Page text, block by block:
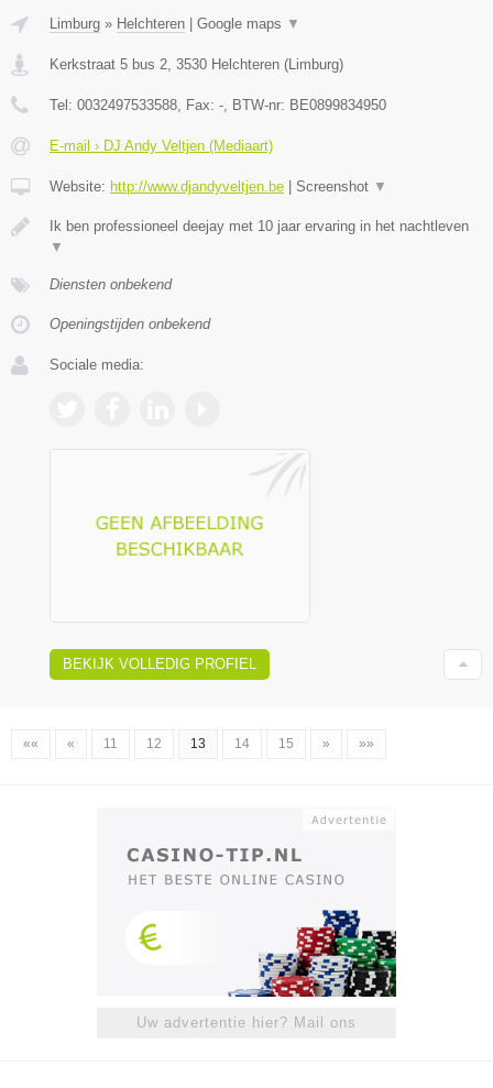
Limburg » Helchteren Google maps ▼
Kerkstraat 5 bus 2 3530 Helchteren ( Limburg)
Tel: 0032497533588 , Fax: - , BTW-nr: BE0899834950
E-mail › DJ Andy Veltjen (Mediaart)
Website: http://www.djandyveltjen.be Screenshot ▼
Ik ben professioneel deejay met 10 jaar ervaring in het nachtleven
▼
Diensten onbekend
Openingstijden onbekend
Sociale media:
BEKIJK VOLLEDIG PROFIEL
«« « 11 12 13 14 15 » »»
Uw advertentie hier? Mail ons